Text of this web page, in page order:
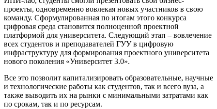
проекты, одновременно вовлекая новых участников в свою
команду. Сформулированная по итогам этого конкурса
цифровая среда становится полноценной проектной
платформой для университета. Следующий этап – вовлечение
всех студентов и преподавателей ГУУ в цифровую
инфраструктуру для формирования проектного университета
нового поколения «Университет 3.0».
Все это позволит капитализировать образовательные, научные
и технологические работы как студентов, так и всего вуза, а
также выводить их на рынки с минимальными затратами как
по срокам, так и по ресурсам.